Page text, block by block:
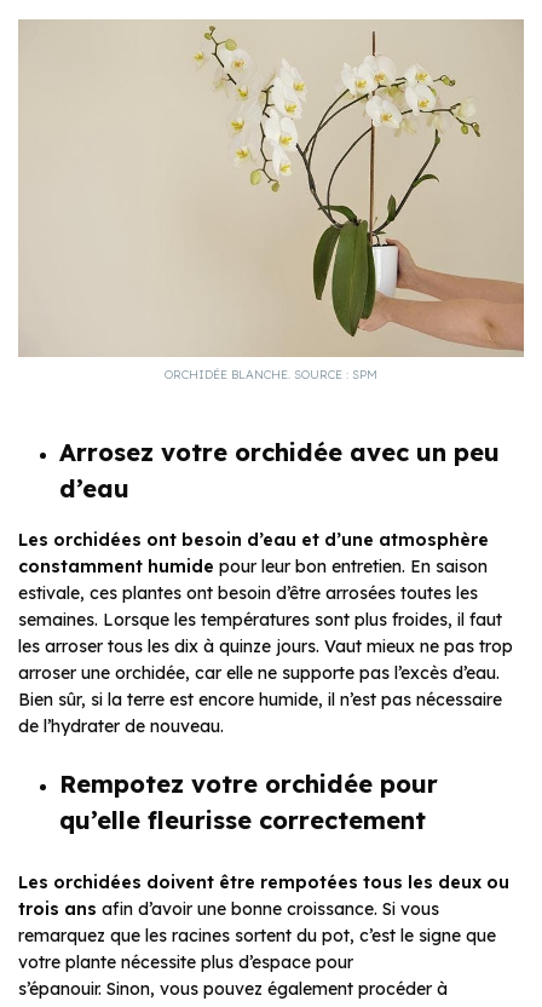
ORCHIDÉE BLANCHE. SOURCE : SPM
Arrosez votre orchidée avec un peu
d’eau
Les orchidées ont besoin d’eau et d’une atmosphère
constamment humide pour leur bon entretien. En saison
estivale, ces plantes ont besoin d’être arrosées toutes les
semaines. Lorsque les températures sont plus froides, il faut
les arroser tous les dix à quinze jours. Vaut mieux ne pas trop
arroser une orchidée, car elle ne supporte pas l’excès d’eau.
Bien sûr, si la terre est encore humide, il n’est pas nécessaire
de l’hydrater de nouveau.
Rempotez votre orchidée pour
qu’elle fleurisse correctement
Les orchidées doivent être rempotées tous les deux ou
trois ans afin d’avoir une bonne croissance. Si vous
remarquez que les racines sortent du pot, c’est le signe que
votre plante nécessite plus d’espace pour
s’épanouir. Sinon, vous pouvez également procéder à